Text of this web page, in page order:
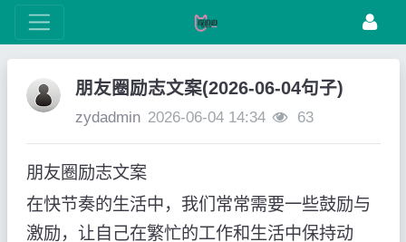
朋友圈励志文案(2026-06-04句子)
zydadmin 2026-06-04 14:34 63
朋友圈励志文案
在快节奏的生活中，我们常常需要一些鼓励与
激励，让自己在繁忙的工作和生活中保持动